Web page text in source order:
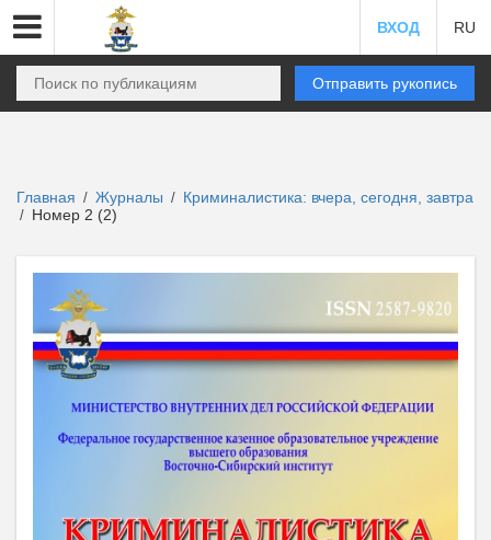
ВХОД RU
Отправить рукопись
Главная / Журналы / Криминалистика: вчера, сегодня, завтра
/ Номер 2 (2)